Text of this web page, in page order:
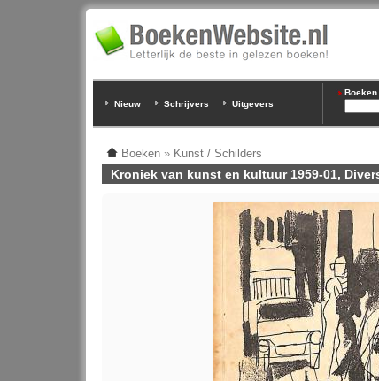
Nieuw Schrijvers Uitgevers
Boeken » Kunst / Schilders
Kroniek van kunst en kultuur 1959-01,